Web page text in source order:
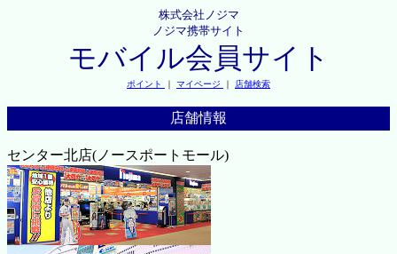
株式会社ノジマ
ノジマ携帯サイト
モバイル会員サイト
ポイント ｜ マイページ ｜ 店舗検索
店舗情報
センター北店(ノースポートモール)